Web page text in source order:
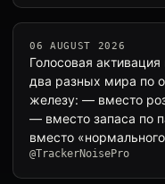
06 AUGUST 2026
Голосовая
два разных мира по
железу: — вместо
— вместо запаса по
вместо
@TrackerNoisePro